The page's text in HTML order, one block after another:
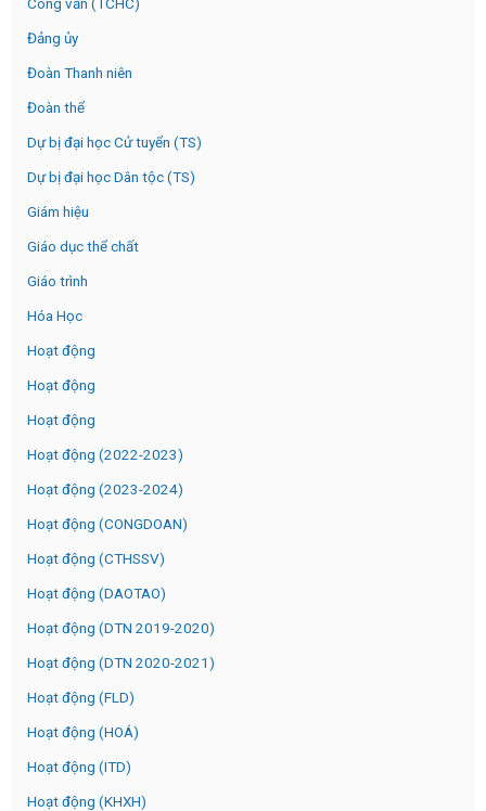
Đảng ủy
Đoàn Thanh niên
Đoàn thể
Dự bị đại học Cử tuyển (TS)
Dự bị đại học Dân tộc (TS)
Giám hiệu
Giáo dục thể chất
Giáo trình
Hóa Học
Hoạt động
Hoạt động
Hoạt động
Hoạt động (2022-2023)
Hoạt động (2023-2024)
Hoạt động (CONGDOAN)
Hoạt động (CTHSSV)
Hoạt động (DAOTAO)
Hoạt động (DTN 2019-2020)
Hoạt động (DTN 2020-2021)
Hoạt động (FLD)
Hoạt động (HOÁ)
Hoạt động (ITD)
Hoạt động (KHXH)